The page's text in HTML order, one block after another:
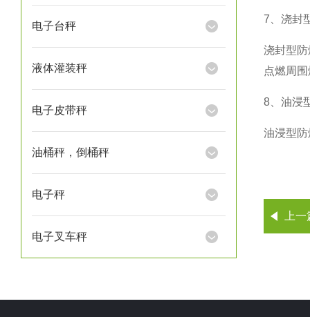
电子台秤
液体灌装秤
电子皮带秤
油桶秤，倒桶秤
电子秤
电子叉车秤
7 、浇封
浇封型
点燃周
8 、油浸
油浸型
上